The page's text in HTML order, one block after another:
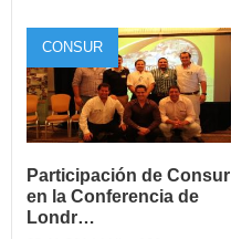
CONSUR
Participación de Consur
en la Conferencia de
Londr…